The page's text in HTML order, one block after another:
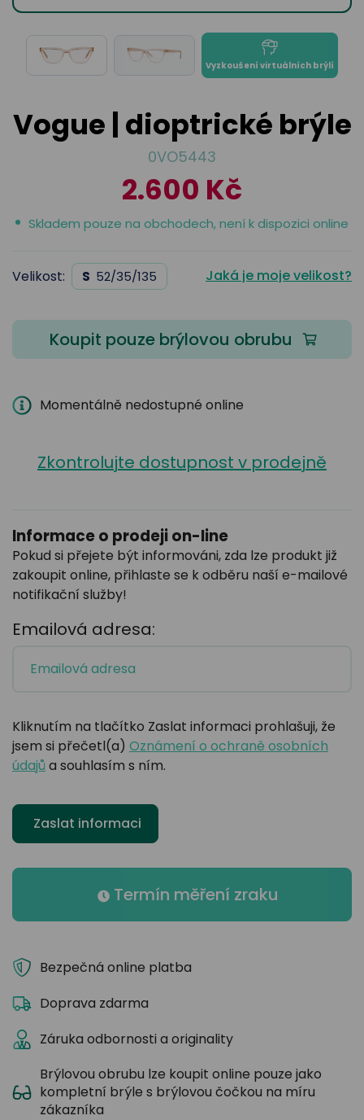
Přihlásit
brýle
Vyzkoušení virtuálních brýlí
Vogue | dioptrické brýle
0VO5443
2.600 Kč
Skladem pouze na obchodech, není k dispozici online
Velikost: S 52/35/135 Jaká je moje velikost?
Koupit pouze brýlovou obrubu
Momentálně nedostupné online
Zkontrolujte dostupnost v prodejně
Informace o prodeji on-line
Pokud si přejete být informováni, zda lze produkt již
zakoupit online, přihlaste se k odběru naší e-mailové
notifikační služby!
Emailová adresa:
Kliknutím na tlačítko Zaslat informaci prohlašuji, že
jsem si přečetl(a) Oznámení o ochraně osobních
údajů a souhlasím s ním.
Zaslat informaci
Termín měření zraku
Bezpečná online platba
Doprava zdarma
Záruka odbornosti a originality
Brýlovou obrubu lze koupit online pouze jako
kompletní brýle s brýlovou čočkou na míru
zákazníka